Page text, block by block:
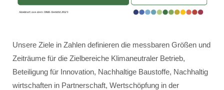
Unsere Ziele in Zahlen definieren die messbaren Größen und
Zeiträume für die Zielbereiche Klimaneutraler Betrieb,
Beteiligung für Innovation, Nachhaltige Baustoffe, Nachhaltig
wirtschaften in Partnerschaft, Wertschöpfung in der